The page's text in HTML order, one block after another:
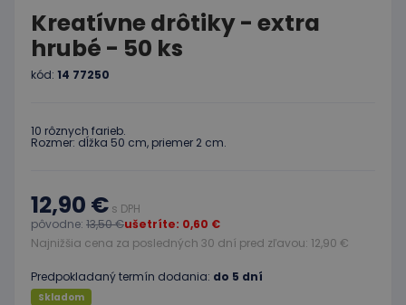
Kreatívne drôtiky - extra
hrubé - 50 ks
kód: 14 77250
10 rôznych farieb.
Rozmer: dĺžka 50 cm, priemer 2 cm.
12,90 € s DPH
pôvodne: 13,50 €ušetríte: 0,60 €
Najnižšia cena za posledných 30 dní pred zľavou: 12,90 €
Predpokladaný termín dodania: do 5 dní
Skladom